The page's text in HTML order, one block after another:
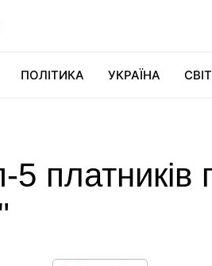
ПОЛІТИКА УКРАЇНА СВІТ
платників